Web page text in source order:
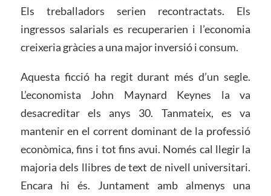
Els treballadors serien recontractats. Els
ingressos salarials es recuperarien i l’economia
creixeria gràcies a una major inversió i consum.
Aquesta ficció ha regit durant més d’un segle.
L’economista John Maynard Keynes la va
desacreditar els anys 30. Tanmateix, es va
mantenir en el corrent dominant de la professió
econòmica, fins i tot fins avui. Només cal llegir la
majoria dels llibres de text de nivell universitari.
Encara hi és. Juntament amb almenys una